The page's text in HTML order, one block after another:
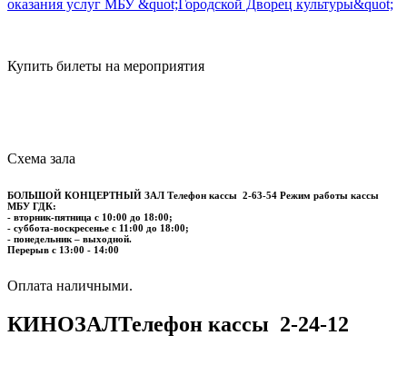
Купить билеты на мероприятия
Схема зала
БОЛЬШОЙ КОНЦЕРТНЫЙ ЗАЛ Телефон кассы 2-63-54 Режим работы кассы
МБУ ГДК:
- вторник-пятница с 10:00 до 18:00;
- суббота-воскресенье с 11:00 до 18:00;
- понедельник – выходной.
Перерыв с 13:00 - 14:00
​​​​​​​Оплата наличными.
КИНОЗАЛТелефон кассы 2-24-12